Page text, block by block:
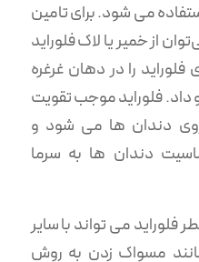
می شود. برای تامین
از خمیر یا لاک فلوراید
را در دهان غرغره
فلوراید موجب تقویت
دندان ها می شود و
دندان ها به سرما
فلوراید می تواند با سایر
مسواک زدن به روش